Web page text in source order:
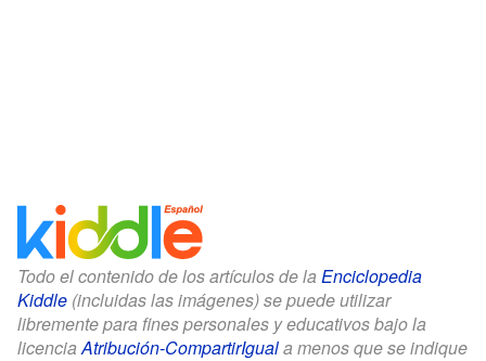
Todo el contenido de los artículos de la Enciclopedia
Kiddle (incluidas las imágenes) se puede utilizar
libremente para fines personales y educativos bajo la
licencia Atribución-CompartirIguala menos que se indique